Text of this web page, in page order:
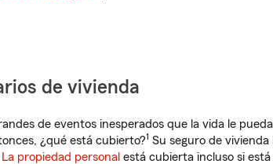
de vivienda
de eventos inesperados que la vida le
¿qué está cubierto?1 Su seguro de
La propiedad personal está cubierta incluso si